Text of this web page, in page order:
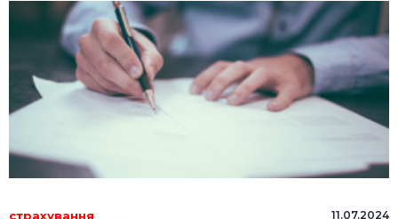
страхування
11.07.2024